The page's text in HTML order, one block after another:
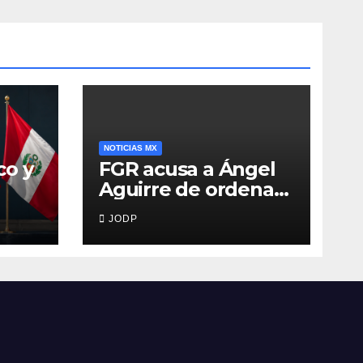
y
NOTICIAS MX
FGR acusa a Ángel
Aguirre de ordenar
destruir videos
clave del caso
Ayotzinapa
JODP